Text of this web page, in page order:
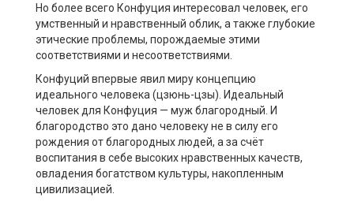
Но более всего Конфуция интересовал человек, его
умственный и нравственный облик, а также глубокие
этические проблемы, порождаемые этими
соответствиями и несоответствиями.
Конфуций впервые явил миру концепцию
идеального человека (цзюнь-цзы). Идеальный
человек для Конфуция — муж благородный. И
благородство это дано человеку не в силу его
рождения от благородных людей, а за счёт
воспитания в себе высоких нравственных качеств,
овладения богатством культуры, накопленным
цивилизацией.